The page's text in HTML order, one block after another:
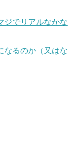
ジでリアルなかな
なるのか（又はな